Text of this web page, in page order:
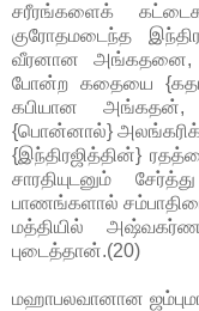
சரீரங்களைக்
குரோதமடைந்த
வீரனான அங்கதனை,
போன்ற கதையை
கபியான அங்கதன்,
{பொன்னால்}
{இந்திரஜித்தின்}
சாரதியுடனும்
பாணங்களால்
மத்தியில்
புடைத்தான்.(20)
மஹாபலவானான